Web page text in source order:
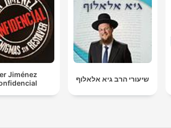
Jiménez
שיעורי הרב גיא אלאלוף